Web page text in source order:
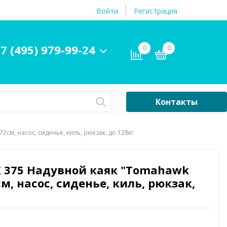
Войти Регистрация
(495) 979-99-24 0 0
Бассейны
принадлежности
Контакты
насос, сиденье, киль, рюкзак, до 128кг
375 Надувной каяк "Tomahawk
насос, сиденье, киль, рюкзак,